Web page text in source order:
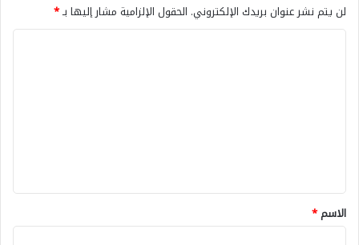
لن يتم نشر عنوان بريدك الإلكتروني. الحقول الإلزامية مشار إليها بـ*
*
الاسم*